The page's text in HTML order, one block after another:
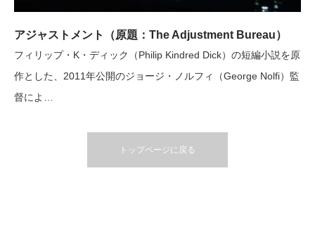
アジャストメント（原題：The Adjustment Bureau）
フィリップ・K・ディック（Philip Kindred Dick）の短編小説を原
作とした、2011年公開のジョージ・ノルフィ（George Nolfi）監
督によ…
トップページに戻る